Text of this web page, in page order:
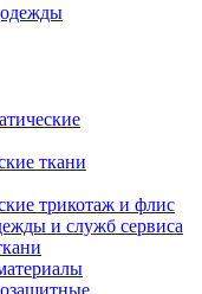
ткани
трикотаж и флис
и служб сервиса